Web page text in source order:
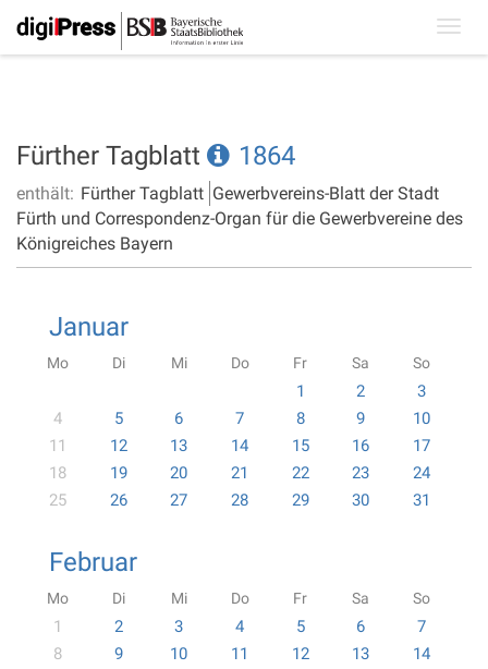
Fürther Tagblatt 1864
enthält: Fürther Tagblatt Gewerbvereins-Blatt der Stadt
Fürth und Correspondenz-Organ für die Gewerbvereine des
Königreiches Bayern
Januar
Mo Di Mi Do Fr Sa So
1 2
3
4
5 6 7 8 9
10
11
12 13 14 15 16
17
18
19 20 21 22 23
24
25
26 27 28 29 30 31
Februar
Mo Di Mi Do Fr Sa So
1 2 3 4 5 6
7
8
9 10 11 12 13
14